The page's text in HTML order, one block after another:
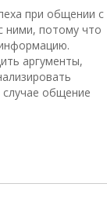
при общении с
ними, потому что
аргументы,
общение